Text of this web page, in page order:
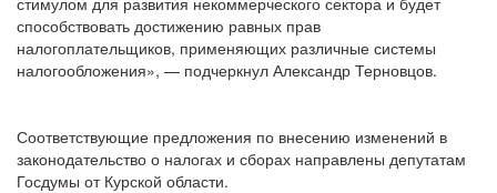
способствовать достижению равных прав
налогоплательщиков, применяющих различные системы
налогообложения», — подчеркнул Александр Терновцов.
Соответствующие предложения по внесению изменений в
законодательство о налогах и сборах направлены депутатам
Госдумы от Курской области.